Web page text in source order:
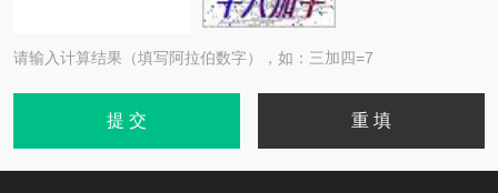
请输入计算结果（填写阿拉伯数字），如：三加四=7